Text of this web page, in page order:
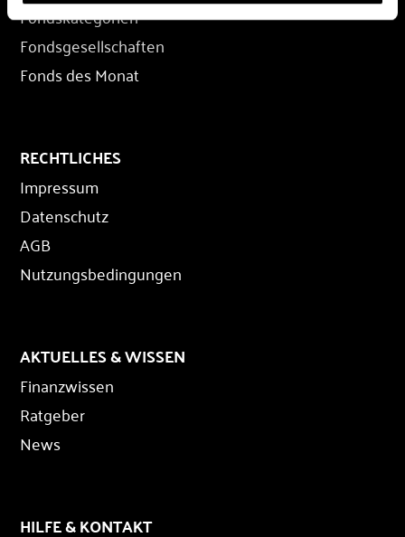
Fondskategorien
Fondsgesellschaften
Fonds des Monat
RECHTLICHES
Impressum
Datenschutz
AGB
Nutzungsbedingungen
AKTUELLES & WISSEN
Finanzwissen
Ratgeber
News
HILFE & KONTAKT